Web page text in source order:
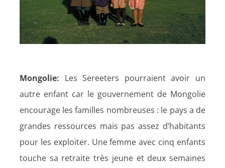
Mongolie: Les Sereeters pourraient avoir un
autre enfant car le gouvernement de Mongolie
encourage les familles nombreuses : le pays a de
grandes ressources mais pas assez d’habitants
pour les exploiter. Une femme avec cinq enfants
touche sa retraite très jeune et deux semaines